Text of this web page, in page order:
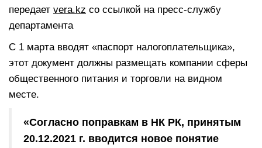
передает vera.kz со ссылкой на пресс-службу
департамента
С 1 марта вводят «паспорт налогоплательщика»,
этот документ должны размещать компании сферы
общественного питания и торговли на видном
месте.
«Согласно поправкам в НК РК, принятым
20.12.2021 г. вводится новое понятие